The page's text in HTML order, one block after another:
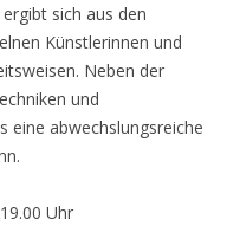
sich aus den
Künstlerinnen und
Neben der
und
eine abwechslungsreiche
Uhr